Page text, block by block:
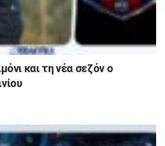
και τη νέα σεζόν ο